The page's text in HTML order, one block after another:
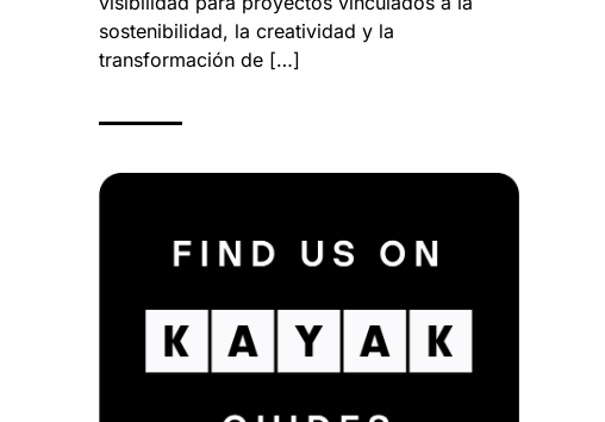
sostenibilidad, la creatividad y la
transformación de […]